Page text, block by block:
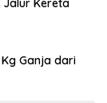
Jalur Kereta
Ganja dari